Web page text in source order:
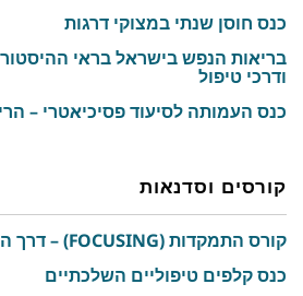
כנס חוסן שנתי במצוקי דרגות
בריאות הנפש בישראל בראי
ודרכי טיפול
כנס העמותה לסיעוד פסיכיאטרי –
קורסים וסדנאות
קורס התמקדות (FOCUSING) – דרך המלך אל הלא ידוע
כנס קלפים טיפוליים השלכתיים